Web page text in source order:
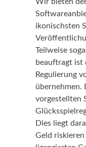
ikonischsten
Teilweise
beauftragt ist
Regulierung
übernehmen.
vorgestellten
Dies liegt
Geld